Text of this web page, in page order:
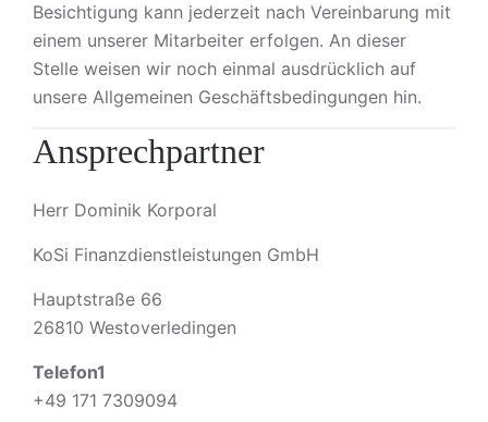
Besichtigung kann jederzeit nach Vereinbarung mit
einem unserer Mitarbeiter erfolgen. An dieser
Stelle weisen wir noch einmal ausdrücklich auf
unsere Allgemeinen Geschäftsbedingungen hin.
Ansprechpartner
Herr Dominik Korporal
KoSi Finanzdienstleistungen GmbH
Hauptstraße 66
26810 Westoverledingen
Telefon1
+49 171 7309094